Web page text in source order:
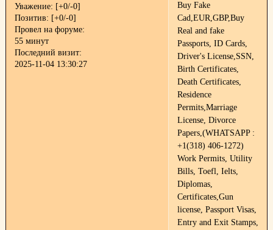
Уважение: [+0/-0]
Позитив: [+0/-0]
Провел на форуме:
55 минут
Последний визит:
2025-11-04 13:30:27
Buy Fake
Cad,EUR,GBP,Buy
Real and fake
Passports, ID Cards,
Driver's License,SSN,
Birth Certificates,
Death Certificates,
Residence
Permits,Marriage
License, Divorce
Papers,(WHATSAPP :
+1(318) 406-1272)
Work Permits, Utility
Bills, Toefl, Ielts,
Diplomas,
Certificates,Gun
license, Passport Visas,
Entry and Exit Stamps,